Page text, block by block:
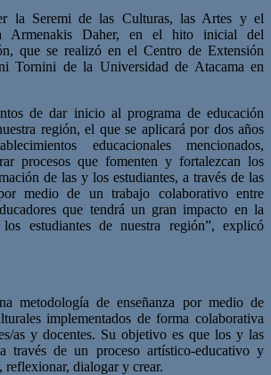
la Seremi de las Culturas, las Artes y el
Armenakis Daher, en el hito inicial del
que se realizó en el Centro de Extensión
Tornini de la Universidad de Atacama en
de dar inicio al programa de educación
región, el que se aplicará por dos años
educacionales mencionados,
procesos que fomenten y fortalezcan los
de las y los estudiantes, a través de las
medio de un trabajo colaborativo entre
que tendrá un gran impacto en la
estudiantes de nuestra región”, explicó
metodología de enseñanza por medio de
implementados de forma colaborativa
as y docentes. Su objetivo es que los y las
través de un proceso artístico-educativo y
reflexionar, dialogar y crear.